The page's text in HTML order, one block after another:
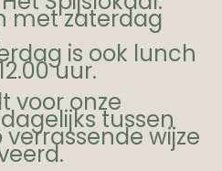
met zaterdag
is ook lunch
uur.
voor onze
tussen
verrassende wijze